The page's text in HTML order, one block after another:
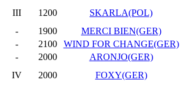
III 1200
SKARLA(POL)
- 1900
MERCI BIEN(GER)
- 2100
WIND FOR CHANGE(GER)
- 2000
ARONJO(GER)
IV 2000 FOXY(GER)